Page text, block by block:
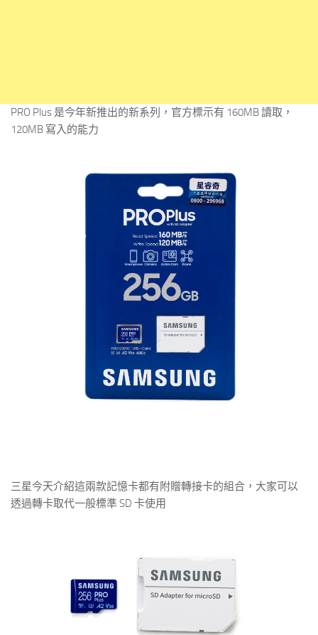
PRO Plus 是今年新推出的新系列，官方標示有 160MB 讀取，
120MB 寫入的能力
三星今天介紹這兩款記憶卡都有附贈轉接卡的組合，大家可以
透過轉卡取代一般標準 SD 卡使用